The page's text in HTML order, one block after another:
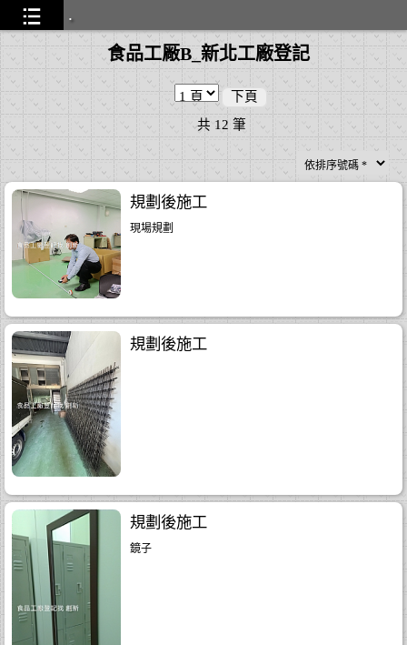
.
...26
食品工厰B_新北工廠登記
下頁
共 12 筆
規劃後施工
現場規劃
規劃後施工
規劃後施工
鏡子